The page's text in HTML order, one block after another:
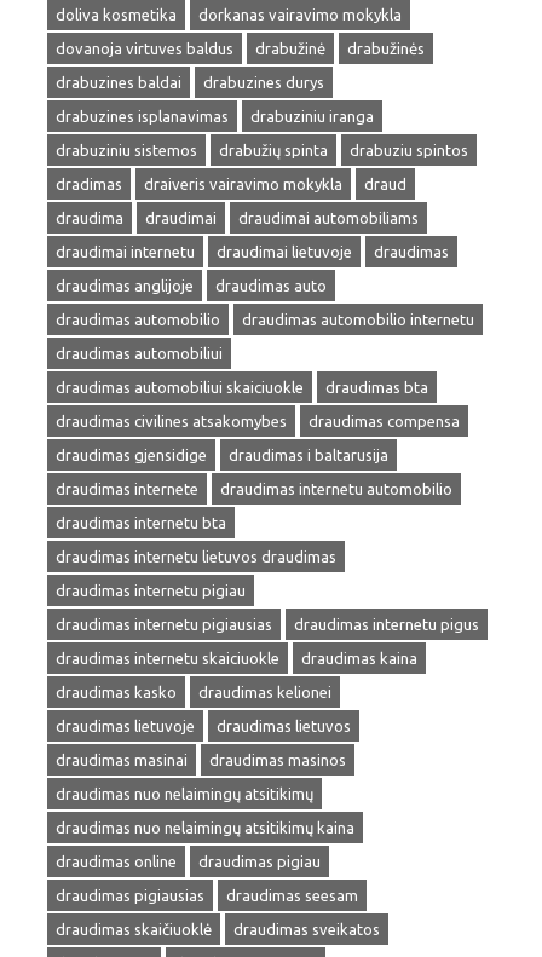
doliva kosmetika
dorkanas vairavimo mokykla
dovanoja virtuves baldus
drabužinė
drabužinės
drabuzines baldai
drabuzines durys
drabuzines isplanavimas
drabuziniu iranga
drabuziniu sistemos
drabužių spinta
drabuziu spintos
dradimas
draiveris vairavimo mokykla
draud
draudima
draudimai
draudimai automobiliams
draudimai internetu
draudimai lietuvoje
draudimas
draudimas anglijoje
draudimas auto
draudimas automobilio
draudimas automobilio internetu
draudimas automobiliui
draudimas automobiliui skaiciuokle
draudimas bta
draudimas civilines atsakomybes
draudimas compensa
draudimas gjensidige
draudimas i baltarusija
draudimas internete
draudimas internetu automobilio
draudimas internetu bta
draudimas internetu lietuvos draudimas
draudimas internetu pigiau
draudimas internetu pigiausias
draudimas internetu pigus
draudimas internetu skaiciuokle
draudimas kaina
draudimas kasko
draudimas kelionei
draudimas lietuvoje
draudimas lietuvos
draudimas masinai
draudimas masinos
draudimas nuo nelaimingų atsitikimų
draudimas nuo nelaimingų atsitikimų kaina
draudimas online
draudimas pigiau
draudimas pigiausias
draudimas seesam
draudimas skaičiuoklė
draudimas sveikatos